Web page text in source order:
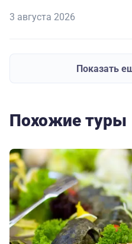
3 августа 2026
Показать
Похожие туры